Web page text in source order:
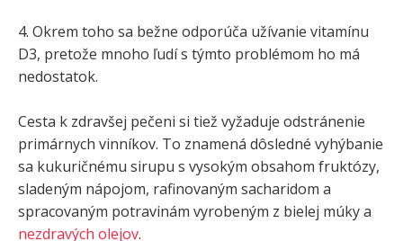
4. Okrem toho sa bežne odporúča užívanie vitamínu
D3, pretože mnoho ľudí s týmto problémom ho má
nedostatok.
Cesta k zdravšej pečeni si tiež vyžaduje odstránenie
primárnych vinníkov. To znamená dôsledné vyhýbanie
sa kukuričnému sirupu s vysokým obsahom fruktózy,
sladeným nápojom, rafinovaným sacharidom a
spracovaným potravinám vyrobeným z bielej múky a
nezdravých olejov.